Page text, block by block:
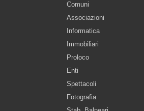
Comuni
Associazioni
Informatica
Immobiliari
Proloco
Enti
Spettacoli
Fotografia